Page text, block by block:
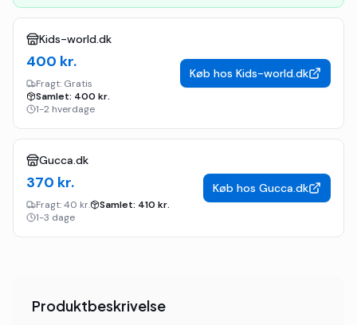
Kids-world.dk
400 kr.
Fragt: Gratis
Samlet: 400 kr.
1-2 hverdage
Køb hos Kids-world.dk
Gucca.dk
370 kr.
Fragt:40 kr. Samlet: 410 kr.
1-3 dage
Køb hos Gucca.dk
Produktbeskrivelse